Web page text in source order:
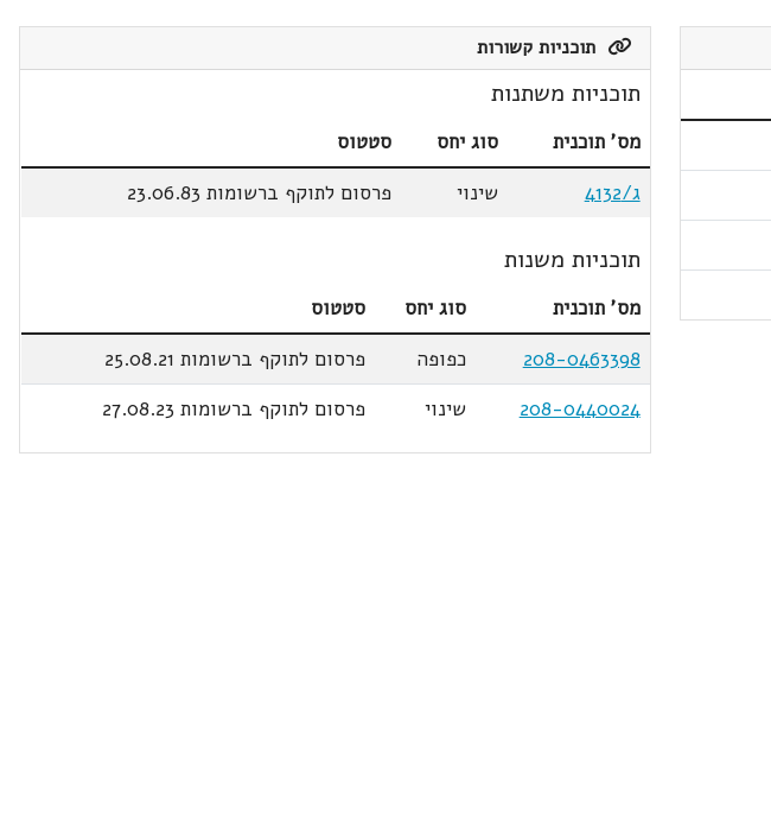
תוכניות קשורות
תוכניות משתנות
מס' תוכנית סוג יחס
סטטוס
ג/4132
שינוי פרסום לתוקף ברשומות 23.06.83
תוכניות משנות
מס' תוכנית סוג יחס
סטטוס
208-0463398
כפופה
פרסום לתוקף ברשומות 25.08.21
208-0440024
שינוי פרסום לתוקף ברשומות 27.08.23